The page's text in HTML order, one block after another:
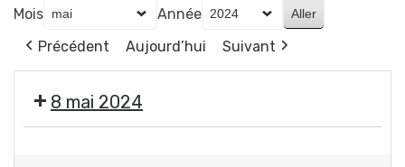
Mois
Année
Précédent
Aujourd’hui Suivant
8 mai 2024